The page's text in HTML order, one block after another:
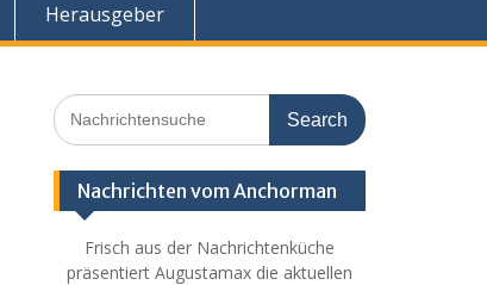
Herausgeber
Search
for:
Nachrichten vom Anchorman
Frisch aus der Nachrichtenküche
präsentiert Augustamax die aktuellen